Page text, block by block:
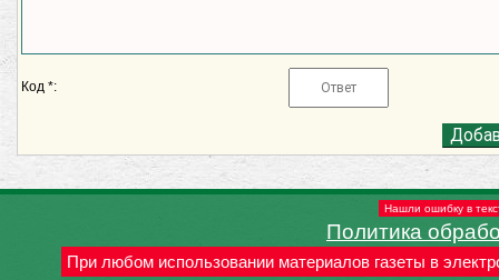
Код *:
Нашли ошибку в
Политика
При любом использовании материалов газеты в